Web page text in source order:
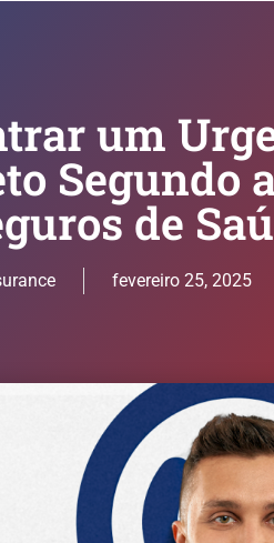
um
Segundo
de
fevereiro 25, 2025